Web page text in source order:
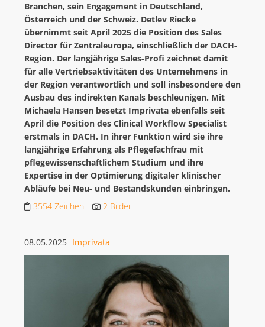
Branchen, sein Engagement in Deutschland,
Österreich und der Schweiz. Detlev Riecke
übernimmt seit April 2025 die Position des Sales
Director für Zentraleuropa, einschließlich der DACH-
Region. Der langjährige Sales-Profi zeichnet damit
für alle Vertriebsaktivitäten des Unternehmens in
der Region verantwortlich und soll insbesondere den
Ausbau des indirekten Kanals beschleunigen. Mit
Michaela Hansen besetzt Imprivata ebenfalls seit
April die Position des Clinical Workflow Specialist
erstmals in DACH. In ihrer Funktion wird sie ihre
langjährige Erfahrung als Pflegefachfrau mit
pflegewissenschaftlichem Studium und ihre
Expertise in der Optimierung digitaler klinischer
Abläufe bei Neu- und Bestandskunden einbringen.
3554 Zeichen
2 Bilder
08.05.2025 Imprivata